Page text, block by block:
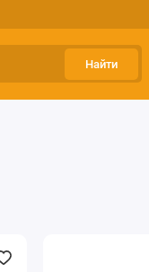
Найти